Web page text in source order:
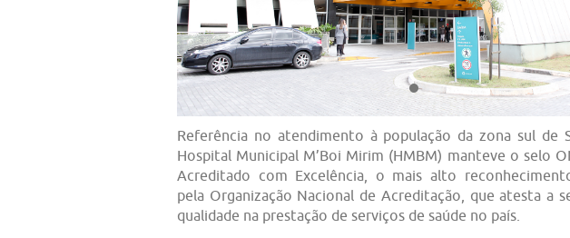
Referência no atendimento à população da zona sul de
Hospital Municipal M’Boi Mirim (HMBM) manteve o selo
Acreditado com Excelência, o mais alto
pela Organização Nacional de Acreditação, que atesta a
qualidade na prestação de serviços de saúde no país.